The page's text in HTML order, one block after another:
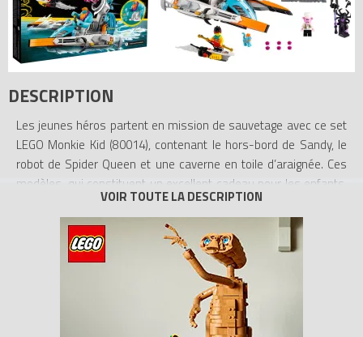
DESCRIPTION
Les jeunes héros partent en mission de sauvetage avec ce set
LEGO Monkie Kid (80014), contenant le hors-bord de Sandy, le
robot de Spider Queen et une caverne en toile d’araignée. Ces
modèles, qui constituent un excellent cadeau pour les enfants,
sont dotés de nombreux détails incroyables, comme le fusil
rapide et le compartiment pour chat du hors-bord, ou le piège en
toile d'araignée de la caverne. Le set inclut 3 figurines, ainsi que
les personnages de Sandy, Mo le chat et 3 araignées, plus des
armes incroyables, comme le bâton croissant de Sandy et le
bâton de Spider Queen, pour jouer à la bataille.
Instructions numériques. Ce jouet LEGO à collectionner inclut